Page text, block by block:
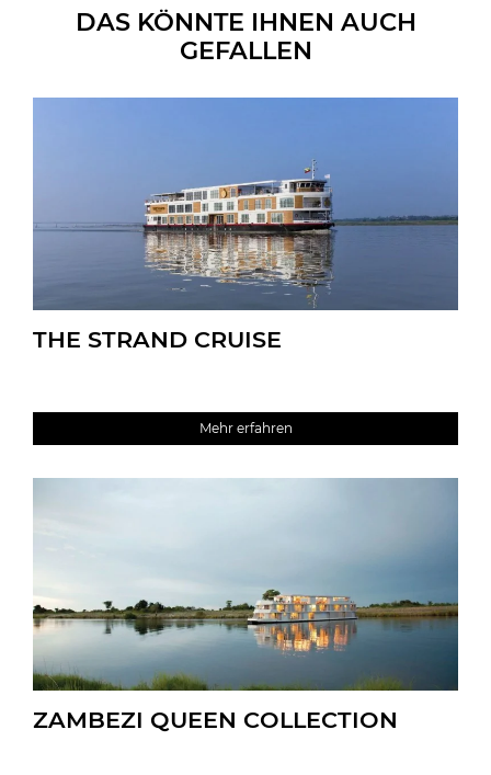
DAS KÖNNTE IHNEN AUCH
GEFALLEN
THE STRAND CRUISE
Mehr erfahren
ZAMBEZI QUEEN COLLECTION